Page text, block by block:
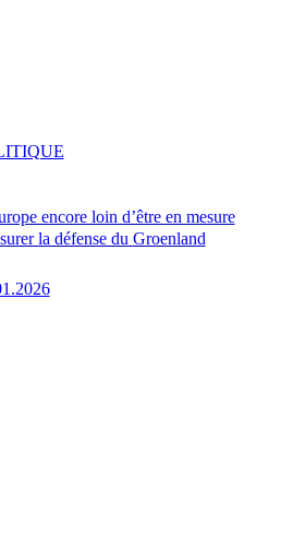
encore loin d’être en mesure
la défense du Groenland